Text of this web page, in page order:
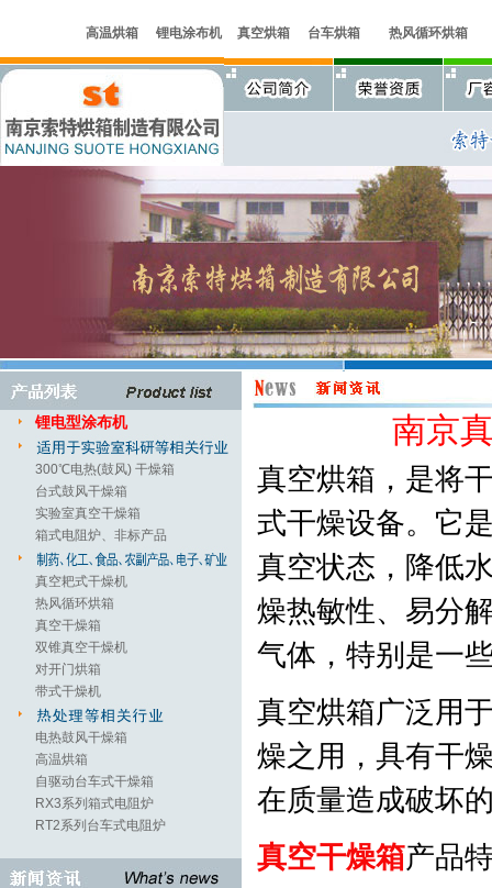
高温烘箱 锂电涂布机 真空烘箱 台车烘箱 热风循环烘箱
锂电型涂布机
300℃电热(鼓风) 干燥箱
台式鼓风干燥箱
实验室真空干燥箱
箱式电阻炉、非标产品
真空耙式干燥机
热风循环烘箱
真空干燥箱
双锥真空干燥机
对开门烘箱
带式干燥机
电热鼓风干燥箱
高温烘箱
自驱动台车式干燥箱
RX3系列箱式电阻炉
RT2系列台车式电阻炉
南京
真空烘箱，是将
式干燥设备。它
真空状态，降低
燥热敏性、易分
气体，特别是一
真空烘箱广泛用
燥之用，具有干
在质量造成破
真空干燥箱产